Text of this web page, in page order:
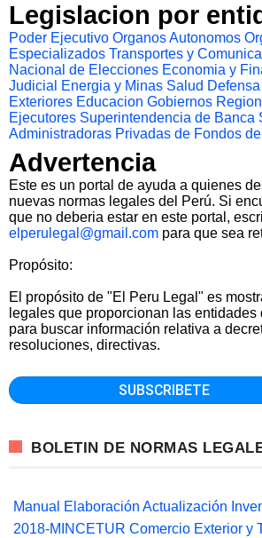
Legislacion por
Poder Ejecutivo Organos Autonomos
Especializados Transportes y
Nacional de Elecciones Economia y
Judicial
Energia y Minas Salud Defensa
Exteriores Educacion Gobiernos
Ejecutores Superintendencia de Banca
Administradoras Privadas de Fondos
Advertencia
Este es un portal de ayuda a quienes
nuevas normas legales del Perú. Si
que no deberia estar en este portal,
elperulegal@gmail.com para que sea
Propósito:
El propósito de "El Peru Legal" es
legales que proporcionan las
para buscar información relativa a
resoluciones, directivas.
BOLETIN DE NORMAS
Manual Elaboración Actualización
2018-MINCETUR Comercio Exterior y